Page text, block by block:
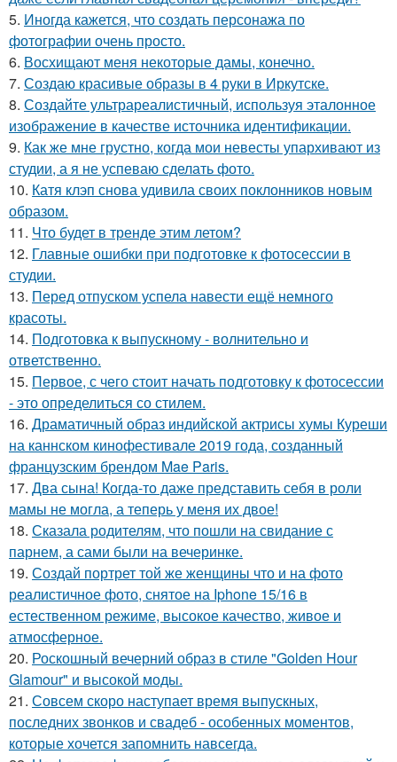
5. Иногда кажется, что создать персонажа по
фотографии очень просто.
6. Восхищают меня некоторые дамы, конечно.
7. Создаю красивые образы в 4 руки в Иркутске.
8. Создайте ультрареалистичный, используя эталонное
изображение в качестве источника идентификации.
9. Как же мне грустно, когда мои невесты упархивают из
студии, а я не успеваю сделать фото.
10. Катя клэп снова удивила своих поклонников новым
образом.
11. Что будет в тренде этим летом?
12. Главные ошибки при подготовке к фотосессии в
студии.
13. Перед отпуском успела навести ещё немного
красоты.
14. Подготовка к выпускному - волнительно и
ответственно.
15. Первое, с чего стоит начать подготовку к фотосессии
- это определиться со стилем.
16. Драматичный образ индийской актрисы хумы Куреши
на каннском кинофестивале 2019 года, созданный
французским брендом Mae Paris.
17. Два сына! Когда-то даже представить себя в роли
мамы не могла, а теперь у меня их двое!
18. Сказала родителям, что пошли на свидание с
парнем, а сами были на вечеринке.
19. Создай портрет той же женщины что и на фото
реалистичное фото, снятое на Iphone 15/16 в
естественном режиме, высокое качество, живое и
атмосферное.
20. Роскошный вечерний образ в стиле "Golden Hour
Glamour" и высокой моды.
21. Совсем скоро наступает время выпускных,
последних звонков и свадеб - особенных моментов,
которые хочется запомнить навсегда.